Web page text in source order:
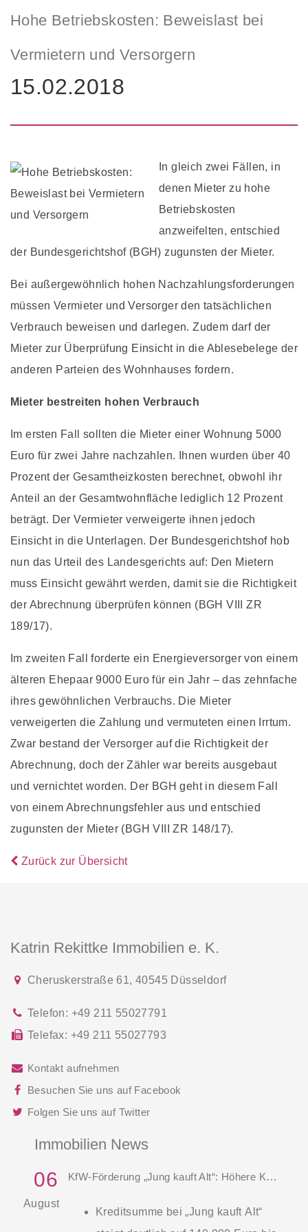
Hohe Betriebskosten: Beweislast bei
Vermietern und Versorgern
15.02.2018
In gleich zwei Fällen, in
denen Mieter zu hohe
Betriebskosten
anzweifelten, entschied
der Bundesgerichtshof (BGH) zugunsten der Mieter.
Bei außergewöhnlich hohen Nachzahlungsforderungen
müssen Vermieter und Versorger den tatsächlichen
Verbrauch beweisen und darlegen. Zudem darf der
Mieter zur Überprüfung Einsicht in die Ablesebelege der
anderen Parteien des Wohnhauses fordern.
Mieter bestreiten hohen Verbrauch
Im ersten Fall sollten die Mieter einer Wohnung 5000
Euro für zwei Jahre nachzahlen. Ihnen wurden über 40
Prozent der Gesamtheizkosten berechnet, obwohl ihr
Anteil an der Gesamtwohnfläche lediglich 12 Prozent
beträgt. Der Vermieter verweigerte ihnen jedoch
Einsicht in die Unterlagen. Der Bundesgerichtshof hob
nun das Urteil des Landesgerichts auf: Den Mietern
muss Einsicht gewährt werden, damit sie die Richtigkeit
der Abrechnung überprüfen können (BGH VIII ZR
189/17).
Im zweiten Fall forderte ein Energieversorger von einem
älteren Ehepaar 9000 Euro für ein Jahr – das zehnfache
ihres gewöhnlichen Verbrauchs. Die Mieter
verweigerten die Zahlung und vermuteten einen Irrtum.
Zwar bestand der Versorger auf die Richtigkeit der
Abrechnung, doch der Zähler war bereits ausgebaut
und vernichtet worden. Der BGH geht in diesem Fall
von einem Abrechnungsfehler aus und entschied
zugunsten der Mieter (BGH VIII ZR 148/17).
Zurück zur Übersicht
Katrin Rekittke Immobilien e. K.
Cheruskerstraße 61, 40545 Düsseldorf
Telefon: +49 211 55027791
Telefax: +49 211 55027793
Kontakt aufnehmen
Besuchen Sie uns auf Facebook
Folgen Sie uns auf Twitter
Immobilien News
06
August
KfW-Förderung „Jung kauft Alt“: Höhere Kredite ab August 2026
Kreditsumme bei „Jung kauft Alt“